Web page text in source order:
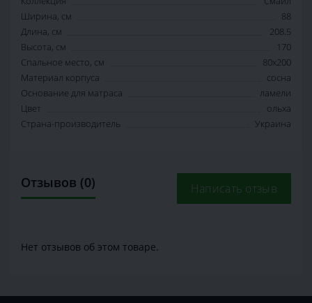
Ширина, см
88
Длина, см
208.5
Высота, см
170
Спальное место, см
80x200
Материал корпуса
сосна
Основание для матраса
ламели
Цвет
ольха
Страна-производитель
Украина
Отзывов (0) Написать отзыв
Нет отзывов об этом товаре.